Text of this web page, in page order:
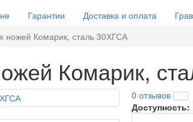
Гарантии Доставка и оплата
ножей Комарик, сталь 30ХГСА
Комарик,
0 отзывов
Доступность: